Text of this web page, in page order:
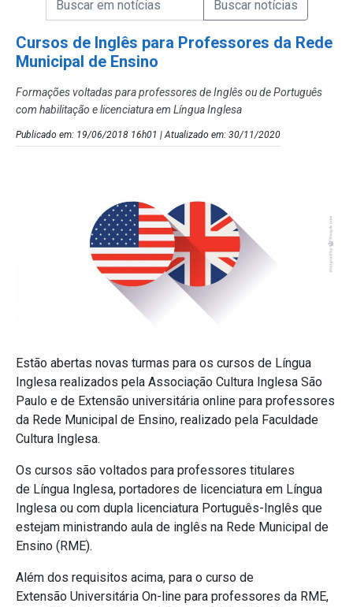
Cursos de Inglês para Professores da Rede
Municipal de Ensino
Formações voltadas para professores de Inglês ou de Português
com habilitação e licenciatura em Língua Inglesa
Publicado em: 19/06/2018 16h01 | Atualizado em: 30/11/2020
Estão abertas novas turmas para os cursos de Língua
Inglesa realizados pela Associação Cultura Inglesa São
Paulo e de Extensão universitária online para professores
da Rede Municipal de Ensino, realizado pela Faculdade
Cultura Inglesa.
Os cursos são voltados para professores titulares
de Língua Inglesa, portadores de licenciatura em Língua
Inglesa ou com dupla licenciatura Português-Inglês que
estejam ministrando aula de inglês na Rede Municipal de
Ensino (RME).
Além dos requisitos acima, para o curso de
Extensão Universitária On-line para professores da RME,